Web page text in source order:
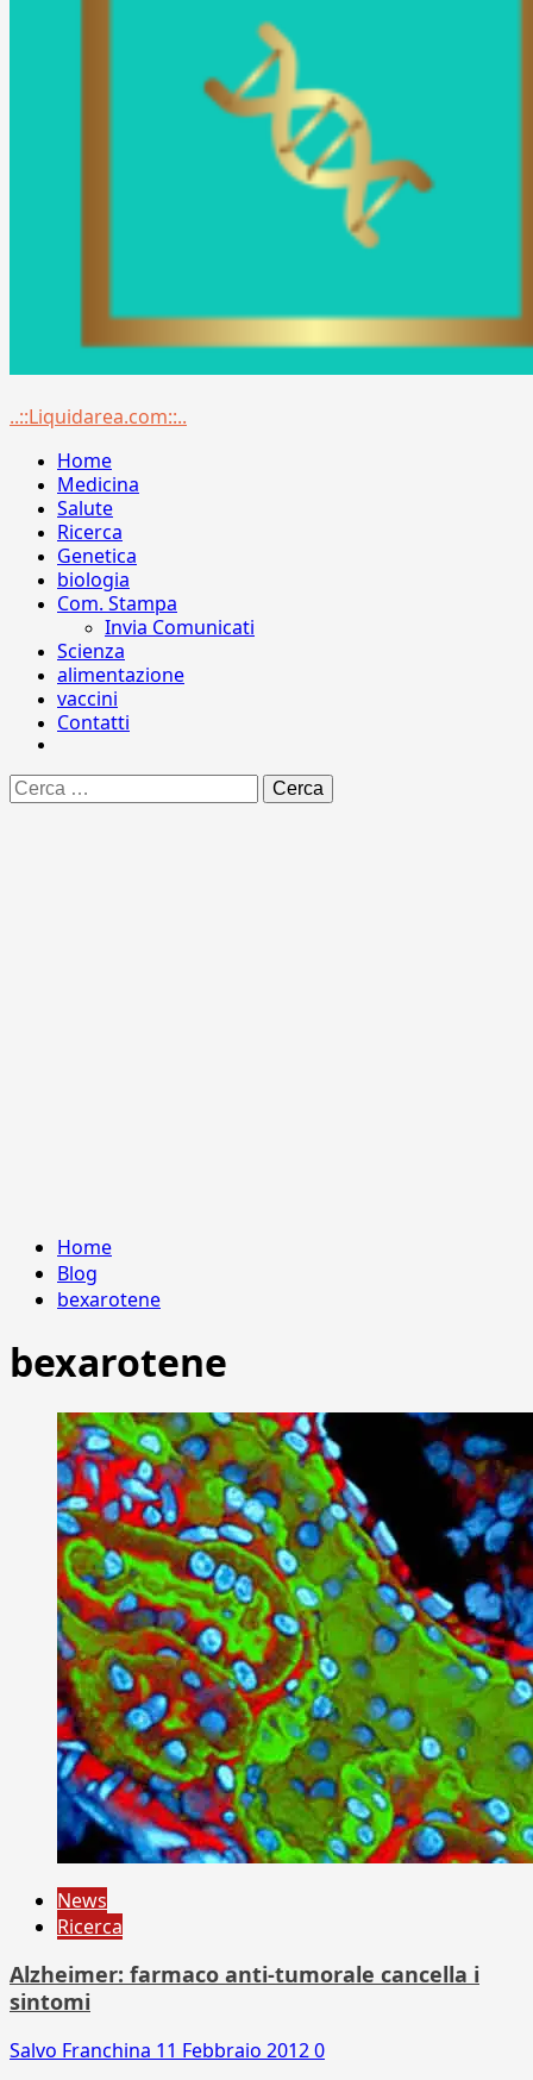
Menu
..::Liquidarea.com::..
Home
Medicina
Salute
Ricerca
Genetica
biologia
Com. Stampa
Invia Comunicati
Scienza
alimentazione
vaccini
Contatti
Ricerca
per:
Home
Blog
bexarotene
bexarotene
News
Ricerca
Alzheimer: farmaco anti-tumorale cancella i
sintomi
Salvo Franchina 11 Febbraio 20120